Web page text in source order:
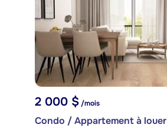
2 000 $ /mois
Condo / Appartement à louer